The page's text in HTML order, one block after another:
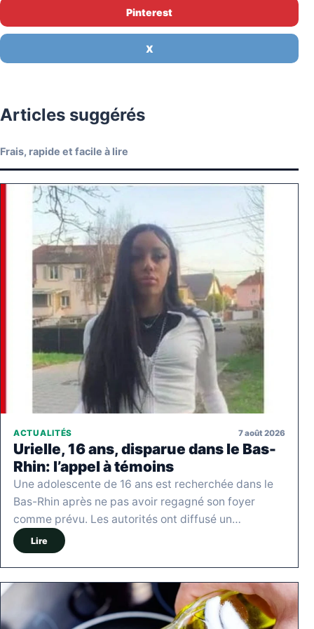
Pinterest
X
Articles suggérés
Frais, rapide et facile à lire
ACTUALITÉS 7 août 2026
Urielle, 16 ans, disparue dans le Bas-
Rhin: l’appel à témoins
Une adolescente de 16 ans est recherchée dans le
Bas-Rhin après ne pas avoir regagné son foyer
comme prévu. Les autorités ont diffusé un…
Lire